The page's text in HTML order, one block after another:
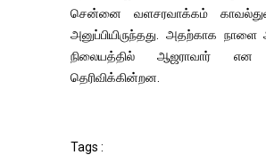
சென்னை வளசரவாக்கம்
அனுப்பியிருந்தது. அதற்காக
நிலையத்தில் ஆஜராவார்
தெரிவிக்கின்றன.
Tags :